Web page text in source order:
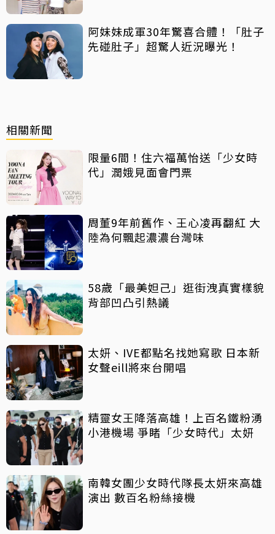
阿妹妹成軍30年驚喜合體！「肚子
先碰肚子」超驚人近況曝光！
相關新聞
限量6間！住六福萬怡送「少女時
代」潤娥見面會門票
周董9年前舊作、王心凌再翻紅 大
陸為何飄起濃濃台灣味
58歲「最美妲己」逛街洩真實樣貌
背部凹凸引熱議
太妍、IVE都點名找她寫歌 日本新
女聲eill將來台開唱
精靈女王降落高雄！上百名鐵粉湧
小港機場 爭睹「少女時代」太妍
南韓女團少女時代隊長太妍來高雄
演出 數百名粉絲接機